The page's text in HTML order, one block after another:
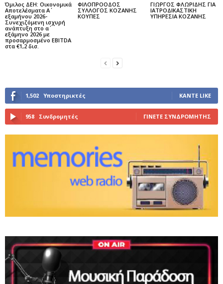
Όμιλος ΔΕΗ: Οικονομικά
Αποτελέσματα Α΄
εξαμήνου 2026-
Συνεχιζόμενη ισχυρή
ανάπτυξη στο α΄
εξάμηνο 2026 με
προσαρμοσμένο EBITDA
στα €1,2 δισ.
ΦΙΛΟΠΡΟΟΔΟΣ
ΣΥΛΛΟΓΟΣ ΚΟΖΑΝΗΣ
ΚΟΥΠΕΣ
ΓΙΩΡΓΟΣ ΦΛΩΡΙΔΗΣ ΓΙΑ
ΙΑΤΡΟΔΙΚΑΣΤΙΚΗ
ΥΠΗΡΕΣΙΑ ΚΟΖΑΝΗΣ
1,502 Υποστηρικτές ΚΆΝΤΕ LIKE
958 Συνδρομητές ΓΊΝΕΤΕ ΣΥΝΔΡΟΜΗΤΉΣ